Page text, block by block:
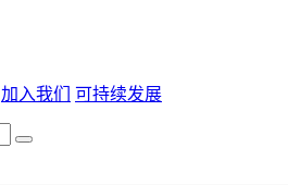
加入我们 可持续发展